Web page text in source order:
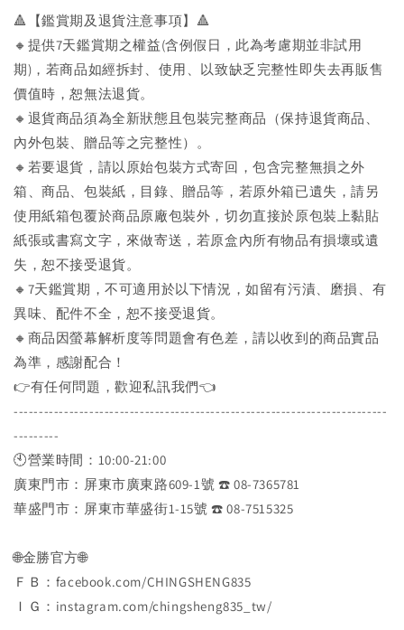
🔺【鑑賞期及退貨注意事項】🔺
🔸提供7天鑑賞期之權益(含例假日，此為考慮期並非試用
期)，若商品如經拆封、使用、以致缺乏完整性即失去再販售
價值時，恕無法退貨。
🔸退貨商品須為全新狀態且包裝完整商品（保持退貨商品、
內外包裝、贈品等之完整性）。
🔸若要退貨，請以原始包裝方式寄回，包含完整無損之外
箱、商品、包裝紙，目錄、贈品等，若原外箱已遺失，請另
使用紙箱包覆於商品原廠包裝外，切勿直接於原包裝上黏貼
紙張或書寫文字，來做寄送，若原盒內所有物品有損壞或遺
失，恕不接受退貨。
🔸7天鑑賞期，不可適用於以下情況，如留有污漬、磨損、有
異味、配件不全，恕不接受退貨。
🔸商品因螢幕解析度等問題會有色差，請以收到的商品實品
為準，感謝配合！
👉️有任何問題，歡迎私訊我們👈️
--------------------------------------------------------------------------
---------
🕙營業時間：10:00-21:00
廣東門市：屏東市廣東路609-1號 ☎️ 08-7365781
華盛門市：屏東市華盛街1-15號 ☎️ 08-7515325
🌐金勝官方🌐
ＦＢ：facebook.com/CHINGSHENG835
ＩＧ：instagram.com/chingsheng835_tw/